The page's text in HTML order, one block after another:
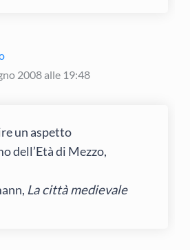
2008 alle 19:48
un aspetto
dell’Età di Mezzo,
La città medievale